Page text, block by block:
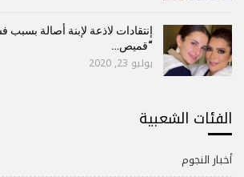
إنتقادات لاذعة لإبنة أصالة بسبب
“قميص…
يوليو 23, 2020
الفئات الشعبية
أخبار النجوم